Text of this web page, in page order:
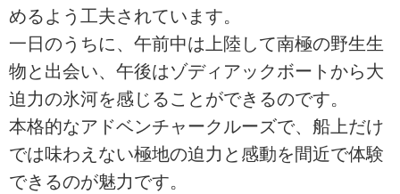
めるよう工夫されています。
一日のうちに、午前中は上陸して南極の野生生
物と出会い、午後はゾディアックボートから大
迫力の氷河を感じることができるのです。
本格的なアドベンチャークルーズで、船上だけ
では味わえない極地の迫力と感動を間近で体験
できるのが魅力です。